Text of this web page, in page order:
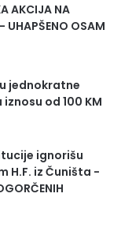
AKCIJA NA
UHAPŠENO OSAM
jednokratne
od 100 KM
ignorišu
H.F. iz Čuništa -